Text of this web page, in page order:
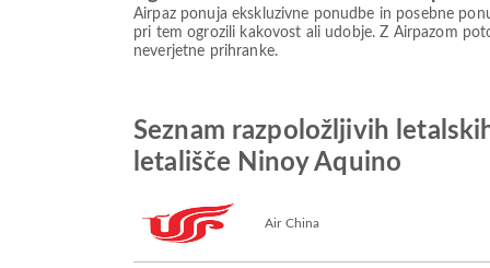
Airpaz ponuja ekskluzivne ponudbe in posebne
pri tem ogrozili kakovost ali udobje. Z Airpazom
neverjetne prihranke.
Seznam razpoložljivih
letališče Ninoy Aquino
Air China